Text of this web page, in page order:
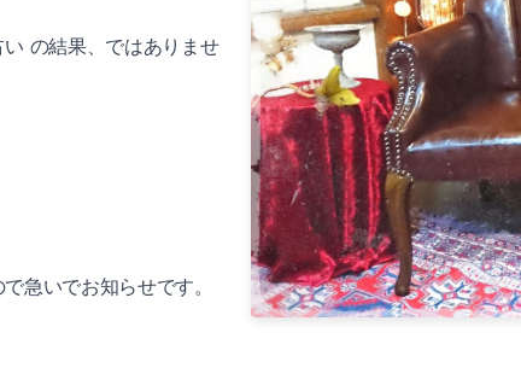
の結果、ではありませ
急いでお知らせです。